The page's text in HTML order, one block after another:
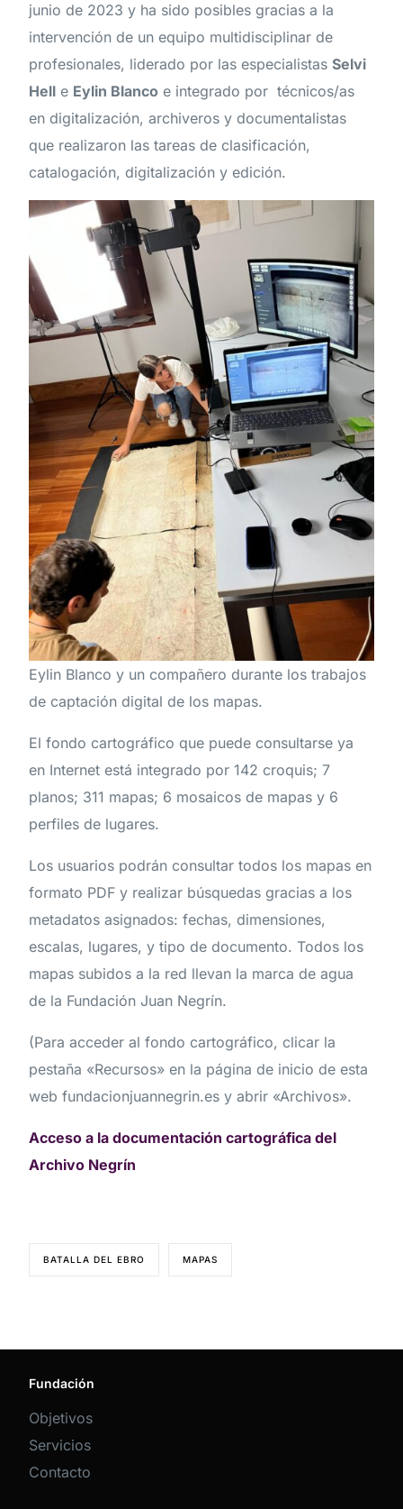
junio de 2023 y ha sido posibles gracias a la
intervención de un equipo multidisciplinar de
profesionales, liderado por las especialistasSelvi
Hell e Eylin Blanco e integrado por técnicos/as
en digitalización, archiveros y documentalistas
que realizaron las tareas de clasificación,
catalogación, digitalización y edición.
Eylin Blanco y un compañero durante los trabajos
de captación digital de los mapas.
El fondo cartográfico que puede consultarse ya
en Internet está integrado por 142 croquis; 7
planos; 311 mapas; 6 mosaicos de mapas y 6
perfiles de lugares.
Los usuarios podrán consultar todos los mapas en
formato PDF y realizar búsquedas gracias a los
metadatos asignados: fechas, dimensiones,
escalas, lugares, y tipo de documento. Todos los
mapas subidos a la red llevan la marca de agua
de la Fundación Juan Negrín.
(Para acceder al fondo cartográfico, clicar la
pestaña «Recursos» en la página de inicio de esta
web fundacionjuannegrin.es y abrir «Archivos».
Acceso a la documentación cartográfica del
Archivo Negrín
BATALLA DEL EBRO MAPAS
Fundación
Objetivos
Servicios
Contacto